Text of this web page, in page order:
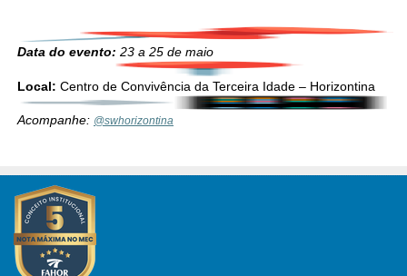
Data do evento: 23 a 25 de maio
Local: Centro de Convivência da Terceira Idade – Horizontina
Acompanhe: @swhorizontina